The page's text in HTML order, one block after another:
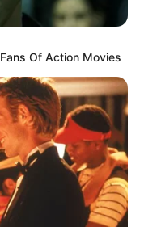
After +45
Of Action Movies